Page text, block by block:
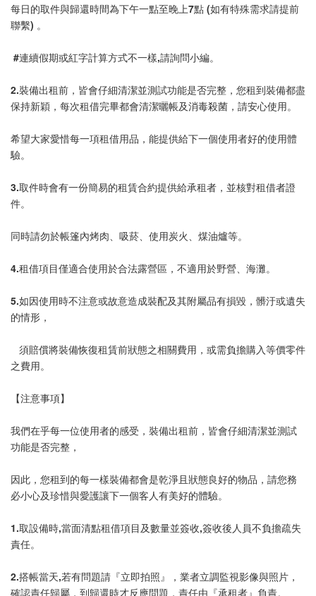
每日的取件與歸還時間為下午一點至晚上7點 (如有特殊需求請提前
聯繫) 。
#連續假期或紅字計算方式不一樣,請詢問小編。
2.裝備出租前，皆會仔細清潔並測試功能是否完整，您租到裝備都盡
保持新穎，每次租借完畢都會清潔曬帳及消毒殺菌，請安心使用。
希望大家愛惜每一項租借用品，能提供給下一個使用者好的使用體
驗。
3.取件時會有一份簡易的租賃合約提供給承租者，並核對租借者證
件。
同時請勿於帳篷內烤肉、吸菸、使用炭火、煤油爐等。
4.租借項目僅適合使用於合法露營區，不適用於野營、海灘。
5.如因使用時不注意或故意造成裝配及其附屬品有損毀，髒汙或遺失
的情形，
須賠償將裝備恢復租賃前狀態之相關費用，或需負擔購入等價零件
之費用。
【注意事項】
我們在乎每一位使用者的感受，裝備出租前，皆會仔細清潔並測試
功能是否完整，
因此，您租到的每一樣裝備都會是乾淨且狀態良好的物品，請您務
必小心及珍惜與愛護讓下一個客人有美好的體驗。
1.取設備時,當面清點租借項目及數量並簽收,簽收後人員不負擔疏失
責任。
2.搭帳當天,若有問題請『立即拍照』，業者立調監視影像與照片，
確認責任歸屬，到歸還時才反應問題，責任由『承租者』負責。